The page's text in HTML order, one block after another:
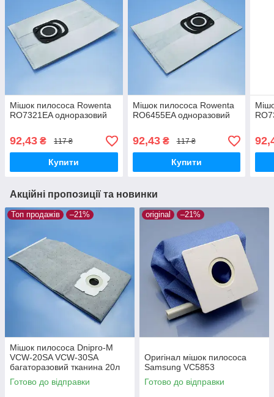
Мішок пилососа Rowenta
RO7321EA одноразовий
92,43 ₴ 117 ₴
Купити
Мішок пилососа Rowenta
RO6455EA одноразовий
92,43₴ 117 ₴
Купити
Акційні пропозиції та новинки
Топ продажів –21%
Мішок пилососа Dnipro-M
VCW-20SA VCW-30SA
багаторазовий тканина 20л
Готово до відправки
original –21%
Оригінал мішок пилососа
Samsung VC5853
Готово до відправки